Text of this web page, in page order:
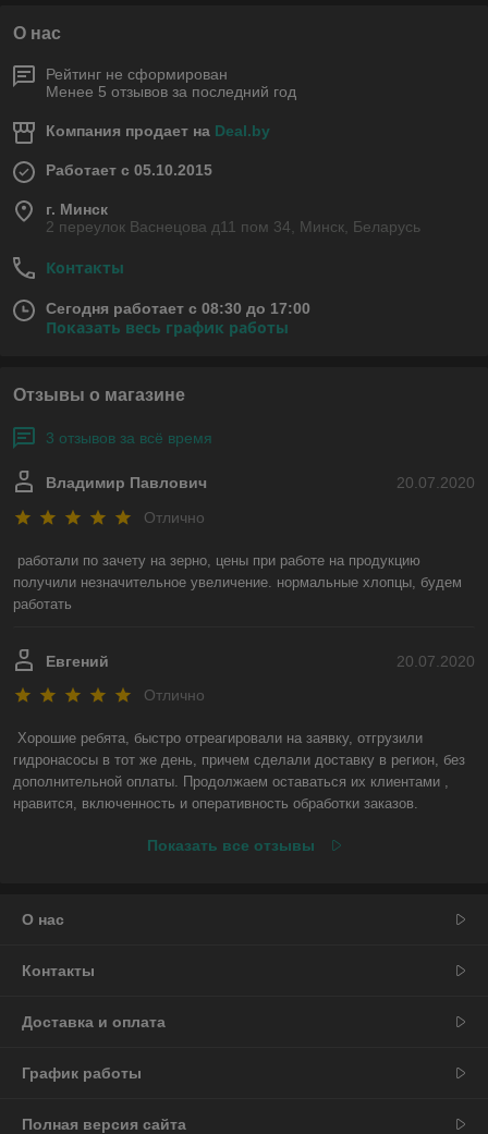
О нас
Рейтинг не сформирован
Менее 5 отзывов за последний год
Компания продает на Deal.by
Работает с 05.10.2015
г. Минск
2 переулок Васнецова д11 пом 34, Минск, Беларусь
Контакты
Сегодня работает с 08:30 до 17:00
Показать весь график работы
Отзывы о магазине
3 отзывов за всё время
20.07.2020
Владимир Павлович
Отлично
работали по зачету на зерно, цены при работе на продукцию
получили незначительное увеличение. нормальные хлопцы, будем
работать
20.07.2020
Евгений
Отлично
Хорошие ребята, быстро отреагировали на заявку, отгрузили
гидронасосы в тот же день, причем сделали доставку в регион, без
дополнительной оплаты. Продолжаем оставаться их клиентами ,
нравится, включенность и оперативность обработки заказов.
Показать все отзывы
О нас
Контакты
Доставка и оплата
График работы
Полная версия сайта